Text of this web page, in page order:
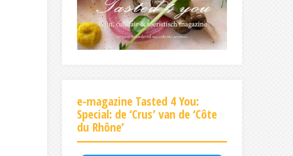
e-magazine Tasted 4 You:
Special: de ‘Crus’ van de ‘Côte
du Rhône’